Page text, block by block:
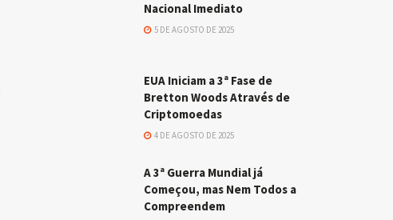
Nacional Imediato
5 DE AGOSTO DE 2025
EUA Iniciam a 3ª Fase de
Bretton Woods Através de
Criptomoedas
4 DE AGOSTO DE 2025
A 3ª Guerra Mundial já
Começou, mas Nem Todos a
Compreendem